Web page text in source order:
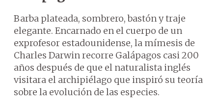
Barba plateada, sombrero, bastón y traje
elegante. Encarnado en el cuerpo de un
exprofesor estadounidense, la mímesis de
Charles Darwin recorre Galápagos casi 200
años después de que el naturalista inglés
visitara el archipiélago que inspiró su teoría
sobre la evolución de las especies.